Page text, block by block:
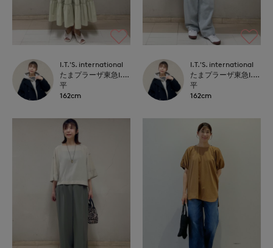
I.T.'S. international
たまプラーザ東急I.T.'S.international
平
162cm
I.T.'S. international
たまプラーザ東急I.T.'S.international
平
162cm